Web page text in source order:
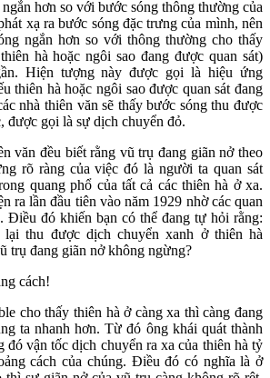
hơn so với bước sóng thông thường của
xạ ra bước sóng đặc trưng của mình, nên
ngắn hơn so với thông thường cho thấy
hà hoặc ngôi sao đang được quan sát)
Hiện tượng này được gọi là hiệu ứng
thiên hà hoặc ngôi sao được quan sát đang
nhà thiên văn sẽ thấy bước sóng thu được
được gọi là sự dịch chuyển đỏ.
văn đều biết rằng vũ trụ đang giãn nở theo
rõ ràng của việc đó là người ta quan sát
quang phổ của tất cả các thiên hà ở xa.
ra lần đầu tiên vào năm 1929 nhờ các quan
Điều đó khiến bạn có thể đang tự hỏi rằng:
thu được dịch chuyển xanh ở thiên hà
trụ đang giãn nở không ngừng?
cách!
cho thấy thiên hà ở càng xa thì càng đang
ta nhanh hơn. Từ đó ông khái quát thành
đó vận tốc dịch chuyển ra xa của thiên hà tỷ
cách của chúng. Điều đó có nghĩa là ở